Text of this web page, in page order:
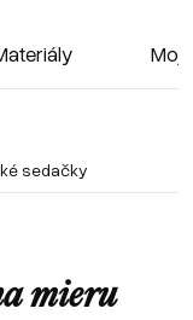
sedačky
mieru